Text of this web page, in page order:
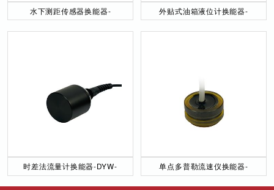
水下测距传感器换能器-
外贴式油箱液位计换能器-
时差法流量计换能器-DYW- 单点多普勒流速仪换能器-